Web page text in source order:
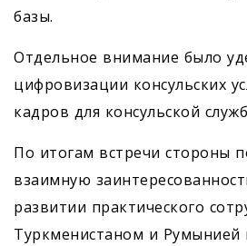
базы.
Отдельное внимание было
цифровизации консульских
кадров для консульской
По итогам встречи стороны
взаимную
развитии практического
Туркменистаном и Румынией